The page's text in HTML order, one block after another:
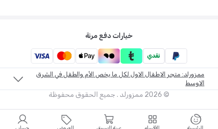
خيارات دفع مرنة
ممزورلد: متجر الاطفال الاول لكل ما يخص الأم والطفل في الشرق
الاوسط
©
2026 ممزورلد . جميع الحقوق محفوظة